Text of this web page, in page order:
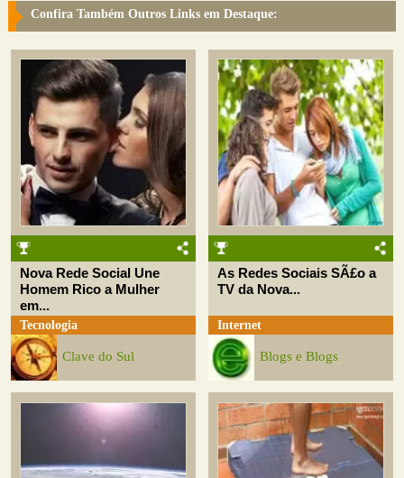
Confira Também Outros Links em Destaque:
Nova Rede Social Une
Homem Rico a Mulher
em...
Tecnologia
Clave do Sul
As Redes Sociais SÃ£o a
TV da Nova...
Internet
Blogs e Blogs